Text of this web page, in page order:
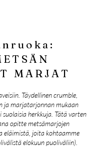
MARJAT
Täydellinen crumble,
ja marjatarjonnan mukaan
herkkuja. Tätä varten
opitte metsämarjojen
eläimistä, joita kohtaamme
elokuun puoliväliin).